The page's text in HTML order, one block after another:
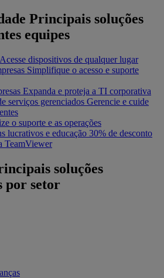
Principais soluções
equipes
Acesse dispositivos de qualquer lugar
Simplifique o acesso e suporte
Expanda e proteja a TI corporativa
serviços gerenciados Gerencie e cuide
o suporte e as operações
lucrativos e educação 30% de desconto
TeamViewer
soluções
por setor